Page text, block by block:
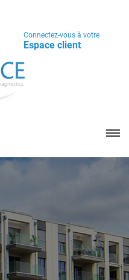
Connectez-vous à votre
Espace client